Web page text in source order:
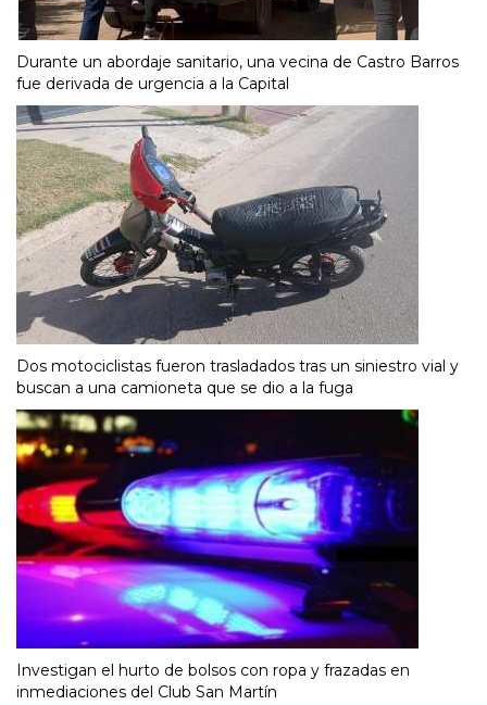
Durante un abordaje sanitario, una vecina de Castro Barros
fue derivada de urgencia a la Capital
Dos motociclistas fueron trasladados tras un siniestro vial y
buscan a una camioneta que se dio a la fuga
Investigan el hurto de bolsos con ropa y frazadas en
inmediaciones del Club San Martín